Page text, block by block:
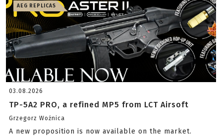
AEG REPLICAS
03.08.2026
TP-5A2 PRO, a refined MP5 from LCT Airsoft
Grzegorz Woźnica
A new proposition is now available on the market.